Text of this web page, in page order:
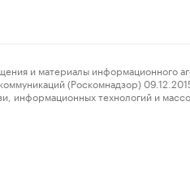
информационного
(Роскомнадзор)
информационных технологий и